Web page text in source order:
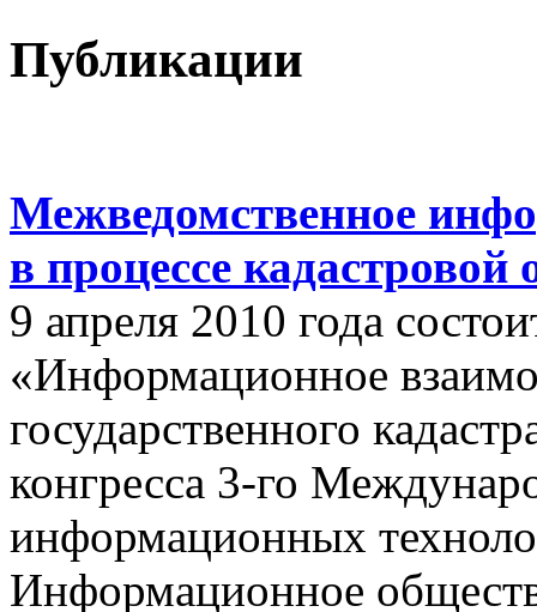
Публикации
Межведомственное
в процессе
9 апреля 2010 года
«Информационное
государственного
конгресса 3-го
информационных
Информационное